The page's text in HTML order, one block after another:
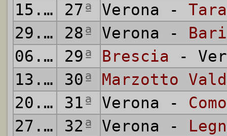
15.04.1956
27ª Verona -
29.04.1956
28ª Verona - Bari
06.05.1956
29ª Brescia -
13.05.1956
30ª
Marzotto
20.05.1956
31ª Verona - Como
27.05.1956
32ª Verona -